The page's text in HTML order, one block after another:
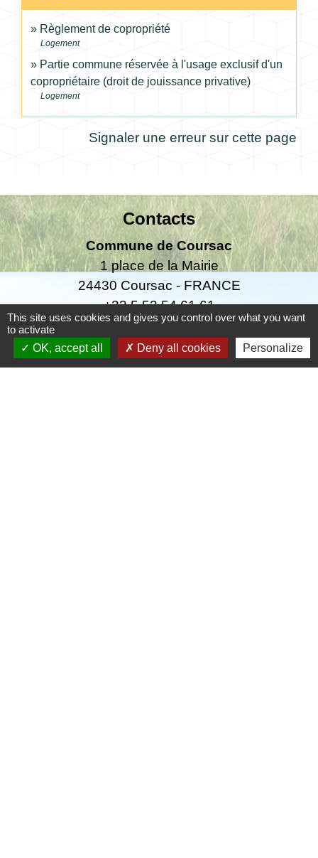
Règlement de copropriété
Logement
Partie commune réservée à l'usage exclusif d'un
copropriétaire (droit de jouissance privative)
Logement
Signaler une erreur sur cette page
Contacts
Commune de Coursac
1 place de la Mairie
24430 Coursac - FRANCE
+33 5 53 54 61 61
Téléphone pour les urgences uniquement en
dehors des horaires d'ouverture de la mairie
This site uses cookies and gives you control over what you want
to activate
OK, accept all
Deny all cookies Personalize